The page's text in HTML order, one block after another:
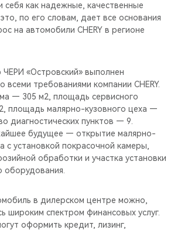
себя как надежные, качественные
по его словам, дает все основания
на автомобили CHERY в регионе
ЧЕРИ «Островский» выполнен
всеми требованиями компании CHERY.
— 305 м2, площадь сервисного
площадь малярно-кузовного цеха —
диагностических пунктов — 9.
будущее — открытие малярно-
с установкой покрасочной камеры,
обработки и участка установки
оборудования.
в дилерском центре можно,
широким спектром финансовых услуг.
оформить кредит, лизинг,